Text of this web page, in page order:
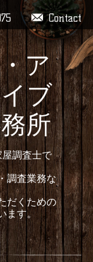
Contact
ア
ブ
所
調査士で
調査業務な
だくための
ます。